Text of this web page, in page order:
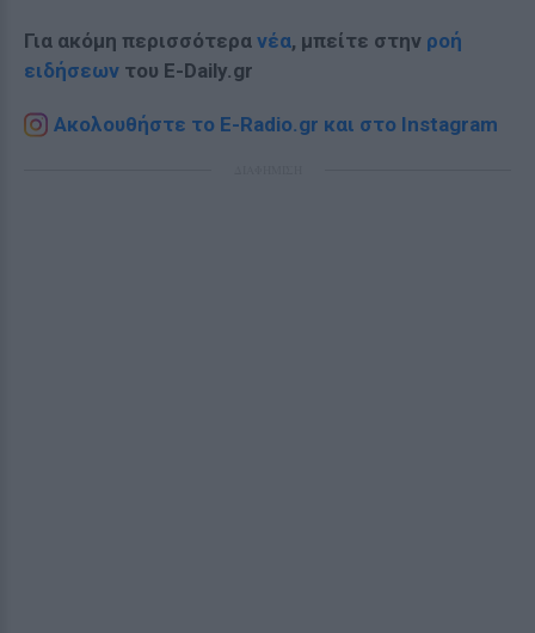
Για ακόμη περισσότερα νέα, μπείτε στην ροή
ειδήσεων του E-Daily.gr
Ακολουθήστε το E-Radio.gr και στο Instagram